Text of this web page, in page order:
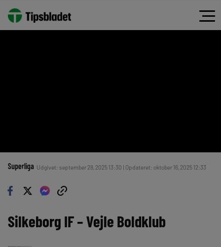
Superliga Udgivet: september 28, 2025 13:30 | Opdateret: oktober 16, 2025 12:33
Silkeborg IF – Vejle Boldklub